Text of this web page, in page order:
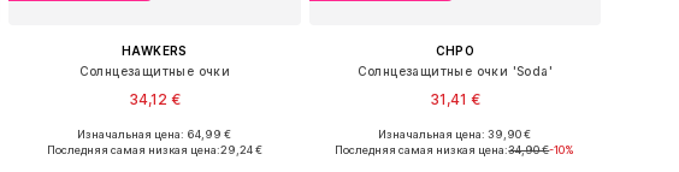
HAWKERS
Солнцезащитные очки
34,12 €
Доступные размеры: Onesize
Изначальная цена: 64,99 €
Последняя самая низкая цена:29,24 €
CHPO
Солнцезащитные очки 'Soda'
31,41 €
Доступные размеры: One Size
Изначальная цена: 39,90 €
Последняя самая низкая цена:34,90 €-10%